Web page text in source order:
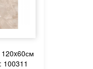
100311